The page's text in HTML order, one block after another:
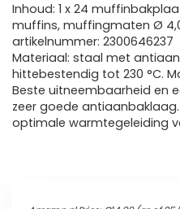
Inhoud: 1 x 24
muffins, muffingmaten Ø
artikelnummer: 2300646237
Materiaal: staal met
hittebestendig tot 230 °C.
Beste uitneembaarheid en
zeer goede
optimale warmtegeleiding